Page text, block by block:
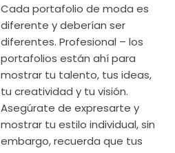
Cada portafolio de moda es
diferente y deberían ser
diferentes. Profesional – los
portafolios están ahí para
mostrar tu talento, tus ideas,
tu creatividad y tu visión.
Asegúrate de expresarte y
mostrar tu estilo individual, sin
embargo, recuerda que tus